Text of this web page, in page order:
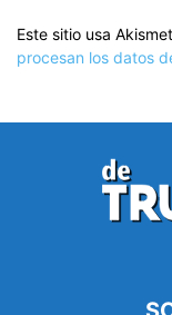
Este sitio usa
procesan los datos